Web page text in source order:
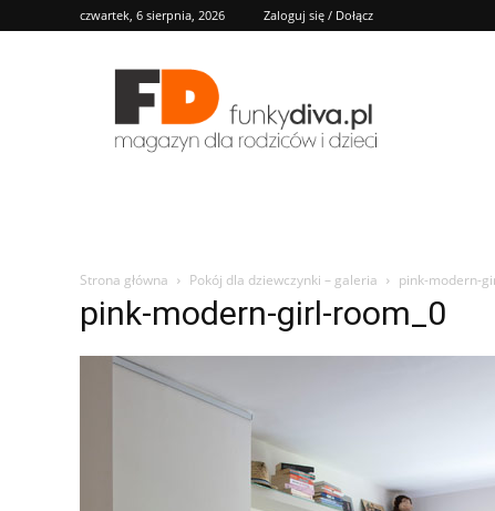
czwartek, 6 sierpnia, 2026 Zaloguj się / Dołącz
FD
Strona główna Pokój dla dziewczynki – galeria pink-modern-
pink-modern-girl-room_0